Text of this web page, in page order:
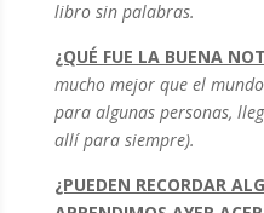
libro sin palabras.
¿QUÉ FUE LA BUENA
mucho mejor que el
para algunas personas,
allí para siempre).
¿PUEDEN RECORDAR